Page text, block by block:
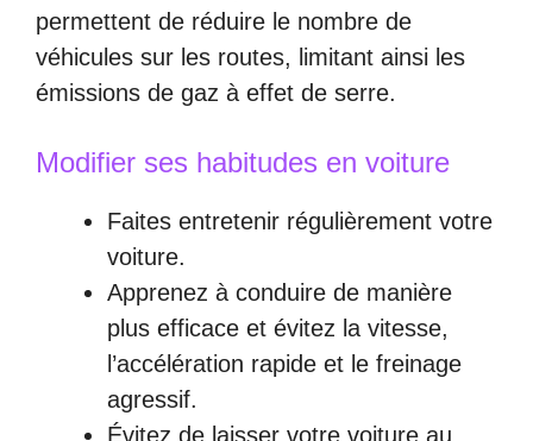
permettent de réduire le nombre de
véhicules sur les routes, limitant ainsi les
émissions de gaz à effet de serre.
Modifier ses habitudes en voiture
Faites entretenir régulièrement votre
voiture.
Apprenez à conduire de manière
plus efficace et évitez la vitesse,
l’accélération rapide et le freinage
agressif.
Évitez de laisser votre voiture au